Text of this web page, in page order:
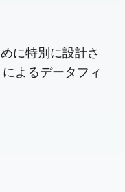
に特別に設計さ
よるデータフィ